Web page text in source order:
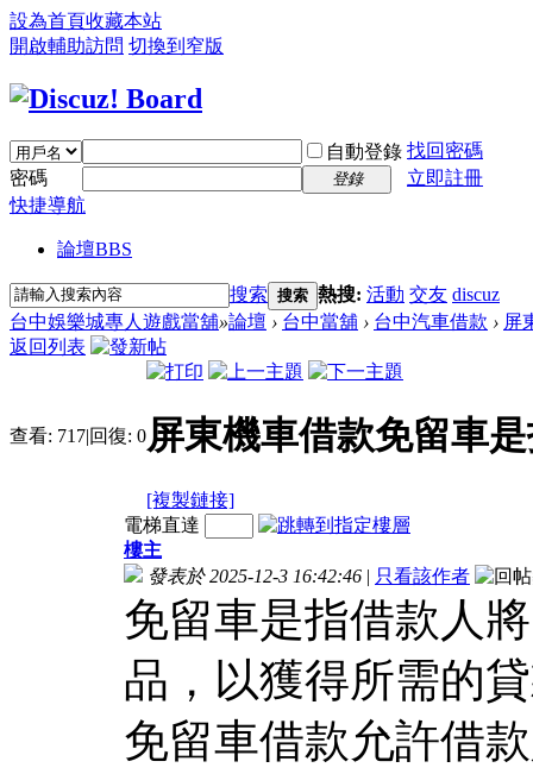
設為首頁收藏本站
開啟輔助訪問 切換到窄版
自動登錄 找回密碼
密碼
登錄
立即註冊
快捷導航
論壇BBS
搜索 搜索 熱搜: 活動 交友 discuz
台中娛樂城專人遊戲當舖»論壇 › 台中當舖 › 台中汽車借款 › 屏
返回列表
查看: 717|回復: 0屏東機車借款免留車
[複製鏈接]
電梯直達
樓主
發表於 2025-12-3 16:42:46 | 只看該作者
免留車是指借款人
品，以獲得所需的
免留車借款允許借